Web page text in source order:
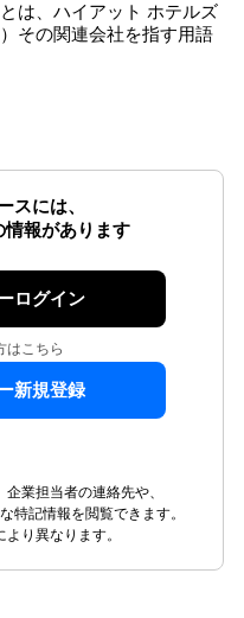
は、ハイアット ホテルズ
その関連会社を指す用語
スには、
情報があります
ログイン
はこちら
新規登録
業担当者の連絡先や、
特記情報を閲覧できます。
り異なります。